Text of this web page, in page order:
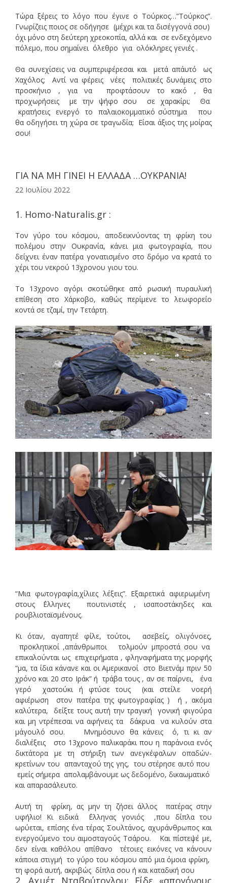
Τώρα ξέρεις το λόγο που έγινε ο Τούρκος…”Τούρκος”.
Γνωρίζεις ποιος σε οδήγησε (μέχρι και τα δισέγγονά σου)
όχι μόνο στη δεύτερη χρεοκοπία, αλλά και σε ενδεχόμενο
πόλεμο, που σημαίνει όλεθρο για ολόκληρες γενιές .
Θα συνεχίσεις να συμπεριφέρεσαι και μετά απ΄αυτό ως
Χαχόλος; Αντί να φέρεις νέες πολιτικές δυνάμεις στο
προσκήνιο , για να προφτάσουν το κακό , θα
προχωρήσεις με την ψήφο σου σε χαρακίρι; Θα
κρατήσεις ενεργό το παλαιοκομματικό σύστημα που
θα οδηγήσει τη χώρα σε τραγωδία; Είσαι άξιος της μοίρας
σου!
ΓΙΑ ΝΑ ΜΗ ΓΙΝΕΙ Η ΕΛΛΑΔΑ …ΟΥΚΡΑΝΙΑ!
22 Ιουλίου 2022
1. Homo-Naturalis.gr :
Τον γύρο του κόσμου, αποδεικνύοντας τη φρίκη του
πολέμου στην Ουκρανία, κάνει μια φωτογραφία, που
δείχνει έναν πατέρα γονατισμένο στο δρόμο να κρατά το
χέρι του νεκρού 13χρονου γιου του.
Το 13χρονο αγόρι σκοτώθηκε από ρωσική πυραυλική
επίθεση στο Χάρκοβο, καθώς περίμενε το λεωφορείο
κοντά σε τζαμί, την Τετάρτη.
“Μια φωτογραφία,χίλιες λέξεις”. Εξαιρετικά αφιερωμένη
στους ΄Ελληνες πουτινιστές , ισαποστάκηδες και
ρουβλιοταϊσμένους.
Κι όταν, αγαπητέ φίλε, τούτοι, ασεβείς, ολιγόνοες,
προκλητικοί ,απάνθρωποι τολμούν μπροστά σου να
επικαλούνται ως επιχειρήματα , φληναφήματα της μορφής
“μα, τα ίδια κάνανε και οι Αμερικανοί στο Βιετνάμ πριν 50
χρόνο και 20 στο Ιράκ” ή τράβα τους , αν σε παίρνει, ένα
γερό χαστούκι ή φτύσε τους (και στείλε νοερή
αφιέρωση στον πατέρα της φωτογραφίας ) ή , ακόμα
καλύτερα, δείξτε τους αυτή την τραγική γονική φιγούρα
και μη ντρέπεσαι να αφήνεις τα δάκρυα να κυλούν στα
μάγουλό σου. Μνημόσυνο θα κάνεις ό, τι κι αν
διαλέξεις στο 13χρονο παλικαράκι που η παράνοια ενός
δικτάτορα με τη στήριξη των ανεγκέφαλων οπαδών-
κρετίνων του απανταχού της γης, του στέρησε αυτό που
εμείς σήμερα απολαμβάνουμε ως δεδομένο, δικαωματικό
και απαρασάλευτο.
Αυτή τη φρίκη, ας μην τη ζήσει άλλος πατέρας στην
υφήλιο! Κι ειδικά ΄Ελληνας γονιός ,που δίπλα του
ωρύεται, επίσης ένα τέρας Σουλτάνος, αχυράνθρωπος και
ενεργούμενο του αιμοσταγούς Τσάρου. Και πίστεψέ με,
δεν είναι καθόλου απίθανο τέτοιες εικόνες να κάνουν
κάποια στιγμή το γύρο του κόσμου από μια όμοια φρίκη,
τη φορά αυτή, ακριβώς δίπλα σου ή και καταδική σου
2. Αχμέτ Νταβούτογλου: Είδε «απογόνους